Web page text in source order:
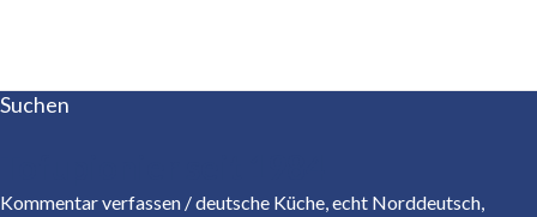
Suchen
Kommentar verfassen /deutsche Küche,echt Norddeutsch,